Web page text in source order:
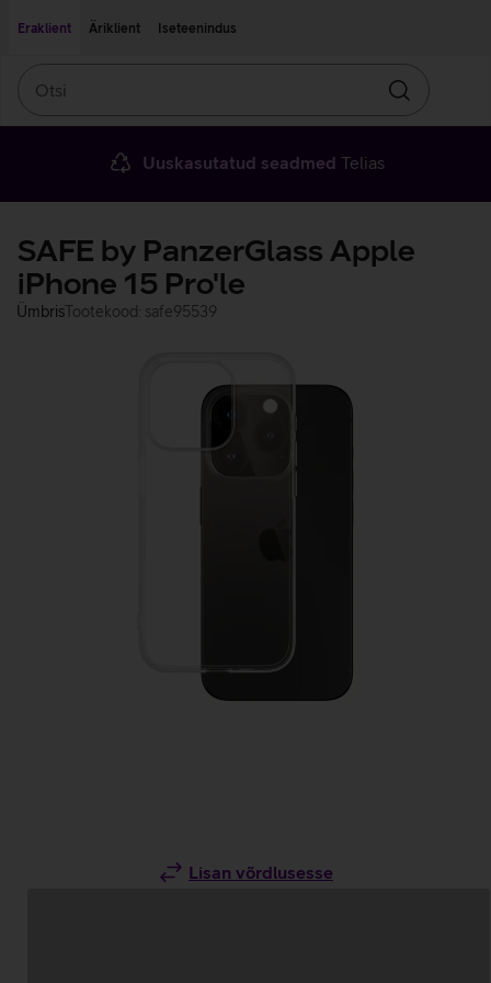
Eraklient
Äriklient Iseteenindus
Otsin
Uuskasutatud seadmed Telias
SAFE by PanzerGlass Apple
iPhone 15 Pro'le
ÜmbrisTootekood: safe95539
Lisan võrdlusesse